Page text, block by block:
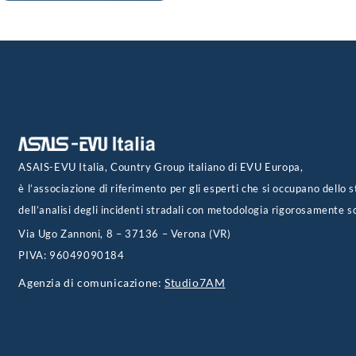
ASAIS-EVU Italia, Country Group italiano di EVU Europa,
è l’associazione di riferimento per gli esperti che si occupano dello
dell’analisi degli incidenti stradali con metodologia rigorosamente
Via Ugo Zannoni, 8 – 37136 – Verona (VR)
PIVA: 96049090184
Agenzia di comunicazione:Studio7AM